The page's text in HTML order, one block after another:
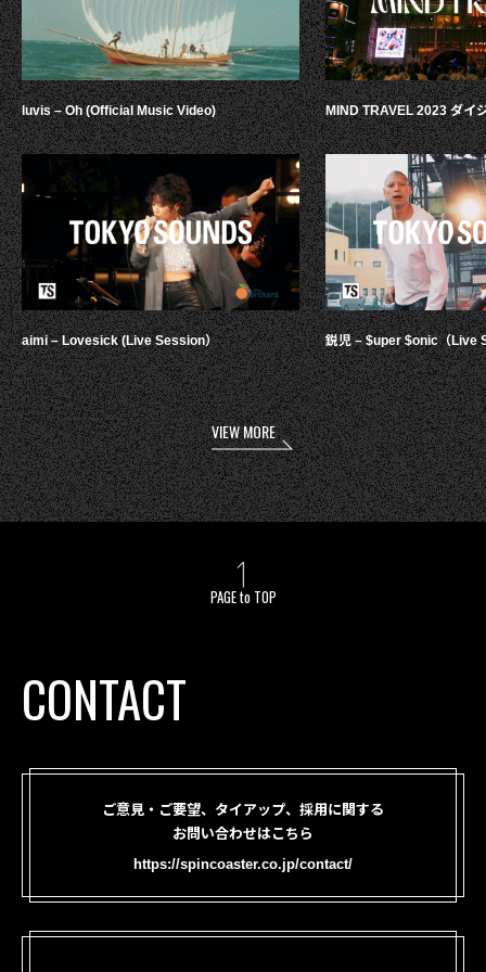
luvis – Oh (Official Music Video)
aimi – Lovesick (Live Session）
MIND TRAVEL 2023 ダイ
鋭児 – $uper $onic（Live
VIEW MORE
PAGE to TOP
CONTACT
ご意見・ご要望、タイアップ、採用に関する
お問い合わせはこちら
https://spincoaster.co.jp/contact/